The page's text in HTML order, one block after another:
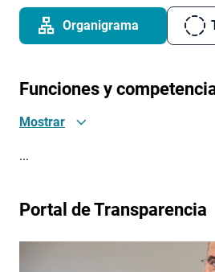
Organigrama
Funciones y
Mostrar
...
Portal de Transparencia